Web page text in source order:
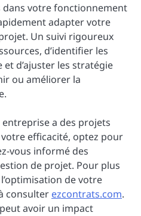
dans votre fonctionnement
adapter votre
Un suivi rigoureux
d’identifier les
d’ajuster les stratégie
ou améliorer la
a des projets
efficacité, optez pour
vous informé des
de projet. Pour plus
de votre
consulter ezcontrats.com.
avoir un impact